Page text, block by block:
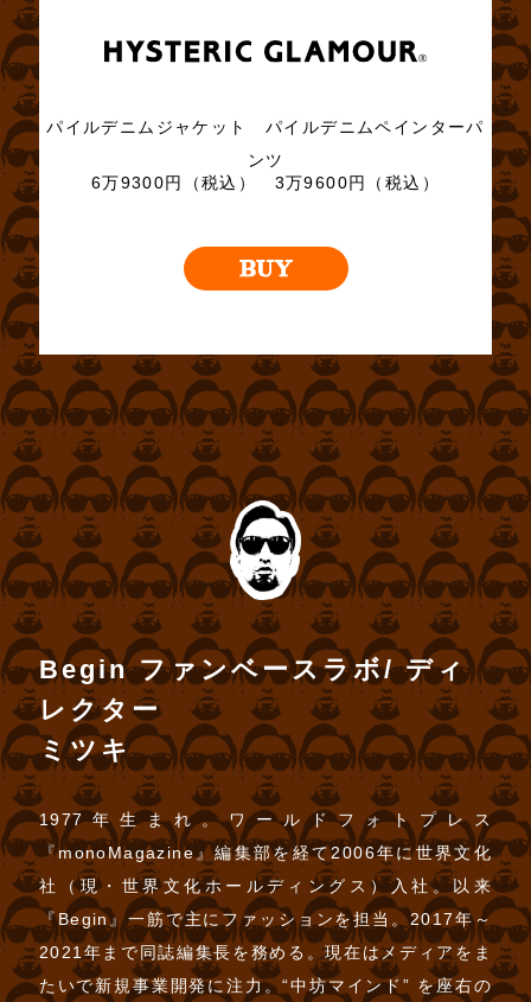
パイルデニムジャケット パイルデニムペインターパ
ンツ
6万9300円（税込） 3万9600円（税込）
Begin ファンベースラボ/ ディ
レクター
ミツキ
1977年生まれ。ワールドフォトプレス
『monoMagazine』編集部を経て2006年に世界文化
社（現・世界文化ホールディングス）入社。以来
『Begin』一筋で主にファッションを担当。2017年～
2021年まで同誌編集長を務める。現在はメディアをま
たいで新規事業開発に注力。“中坊マインド” を座右の